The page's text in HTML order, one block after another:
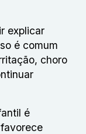
explicar
é comum
choro
é